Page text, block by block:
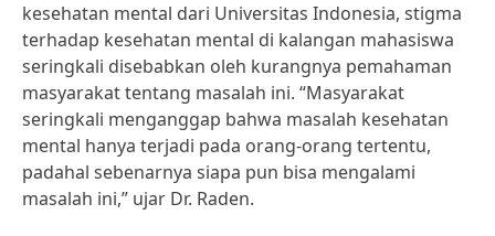
kesehatan mental dari Universitas Indonesia, stigma
terhadap kesehatan mental di kalangan mahasiswa
seringkali disebabkan oleh kurangnya pemahaman
masyarakat tentang masalah ini. “Masyarakat
seringkali menganggap bahwa masalah kesehatan
mental hanya terjadi pada orang-orang tertentu,
padahal sebenarnya siapa pun bisa mengalami
masalah ini,” ujar Dr. Raden.